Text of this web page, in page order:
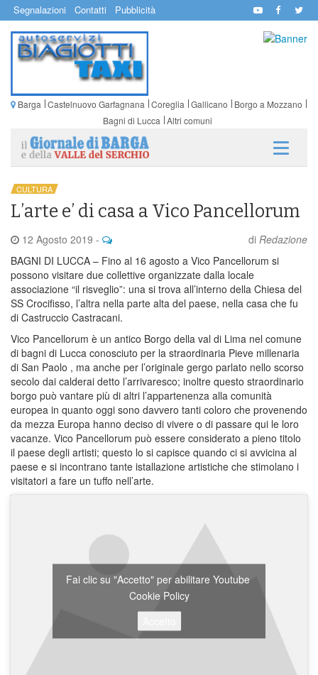
Segnalazioni Contatti Pubblicità
Barga Castelnuovo Garfagnana Coreglia Gallicano
Borgo a Mozzano
Bagni di Lucca Altri comuni
CULTURA
L’arte e’ di casa a Vico Pancellorum
12 Agosto 2019 - di Redazione
BAGNI DI LUCCA – Fino al 16 agosto a Vico Pancellorum si
possono visitare due collettive organizzate dalla locale
associazione “il risveglio”: una si trova all’interno della Chiesa del
SS Crocifisso, l’altra nella parte alta del paese, nella casa che fu
di Castruccio Castracani.
Vico Pancellorum è un antico Borgo della val di Lima nel comune
di bagni di Lucca conosciuto per la straordinaria Pieve millenaria
di San Paolo , ma anche per l’originale gergo parlato nello scorso
secolo dai calderai detto l’arrivaresco; inoltre questo straordinario
borgo può vantare più di altri l’appartenenza alla comunità
europea in quanto oggi sono davvero tanti coloro che provenendo
da mezza Europa hanno deciso di vivere o di passare qui le loro
vacanze. Vico Pancellorum può essere considerato a pieno titolo
il paese degli artisti; questo lo si capisce quando ci si avvicina al
paese e si incontrano tante istallazione artistiche che stimolano i
visitatori a fare un tuffo nell’arte.
Fai clic su "Accetto" per abilitare Youtube
Cookie Policy